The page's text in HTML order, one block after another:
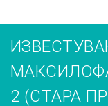
2 (СТАРА